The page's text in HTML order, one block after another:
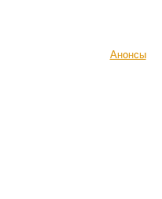
Анонсы